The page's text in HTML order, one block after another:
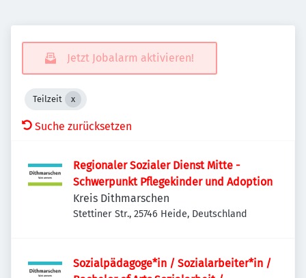
Jetzt Jobalarm aktivieren!
Teilzeit
Suche zurücksetzen
Regionaler Sozialer Dienst Mitte -
Schwerpunkt Pflegekinder und Adoption
Kreis Dithmarschen
Stettiner Str., 25746 Heide, Deutschland
Sozialpädagoge*in / Sozialarbeiter*in /